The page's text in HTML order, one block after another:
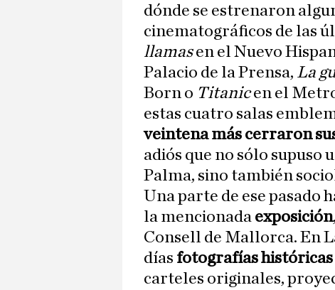
dónde se estrenaron
cinematográficos de las
llamasen el Nuevo
Palacio de la Prensa, La
Born o Titanicen el
estas cuatro salas
veintena más cerraron
adiós que no sólo supuso
Palma, sino también
Una parte de ese pasado
la mencionada exposición
Consell de Mallorca. En
días fotografías históricas
carteles originales,